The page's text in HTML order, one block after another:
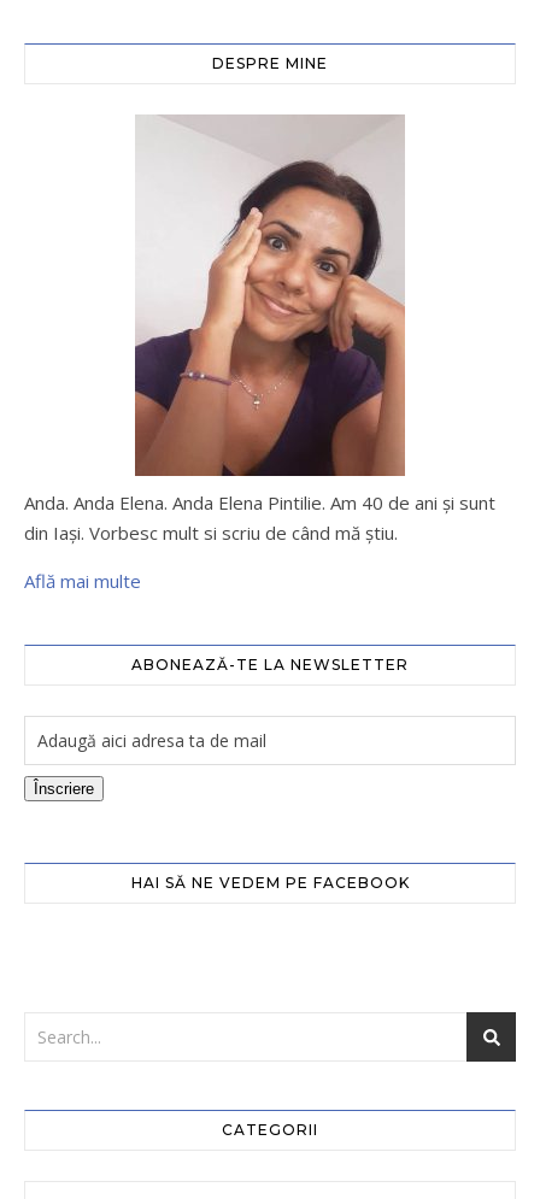
DESPRE MINE
Anda. Anda Elena. Anda Elena Pintilie. Am 40 de ani şi sunt
din Iaşi. Vorbesc mult si scriu de când mă ştiu.
Află mai multe
ABONEAZĂ-TE LA NEWSLETTER
Înscriere
HAI SĂ NE VEDEM PE FACEBOOK
CATEGORII